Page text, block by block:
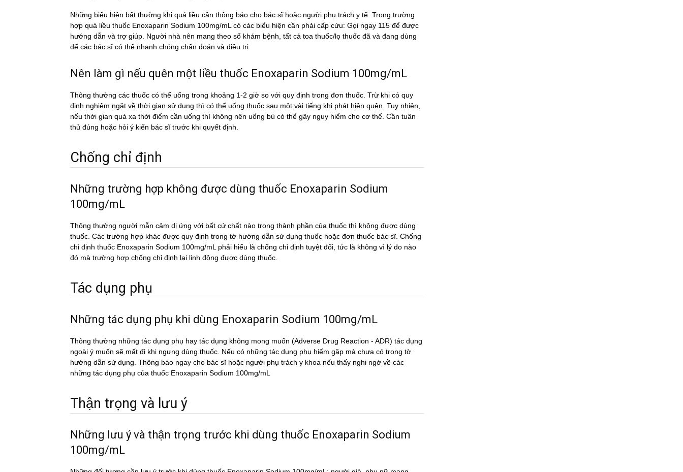
Những biểu hiện bất thường khi quá liều cần thông báo cho bác sĩ hoặc người phụ trách y tế. Trong trường
hợp quá liều thuốc Enoxaparin Sodium 100mg/mL có các biểu hiện cần phải cấp cứu: Gọi ngay 115 để được
hướng dẫn và trợ giúp. Người nhà nên mang theo sổ khám bệnh, tất cả toa thuốc/lọ thuốc đã và đang dùng
để các bác sĩ có thể nhanh chóng chẩn đoán và điều trị
Nên làm gì nếu quên một liều thuốc Enoxaparin Sodium 100mg/mL
Thông thường các thuốc có thể uống trong khoảng 1-2 giờ so với quy định trong đơn thuốc. Trừ khi có quy
định nghiêm ngặt về thời gian sử dụng thì có thể uống thuốc sau một vài tiếng khi phát hiện quên. Tuy nhiên,
nếu thời gian quá xa thời điểm cần uống thì không nên uống bù có thể gây nguy hiểm cho cơ thể. Cần tuân
thủ đúng hoặc hỏi ý kiến bác sĩ trước khi quyết định.
Chống chỉ định
Những trường hợp không được dùng thuốc Enoxaparin Sodium
100mg/mL
Thông thường người mẫn cảm dị ứng với bất cứ chất nào trong thành phần của thuốc thì không được dùng
thuốc. Các trường hợp khác được quy định trong tờ hướng dẫn sử dụng thuốc hoặc đơn thuốc bác sĩ. Chống
chỉ định thuốc Enoxaparin Sodium 100mg/mL phải hiểu là chống chỉ định tuyệt đối, tức là không vì lý do nào
đó mà trường hợp chống chỉ định lại linh động được dùng thuốc.
Tác dụng phụ
Những tác dụng phụ khi dùng Enoxaparin Sodium 100mg/mL
Thông thường những tác dụng phụ hay tác dụng không mong muốn (Adverse Drug Reaction - ADR) tác dụng
ngoài ý muốn sẽ mất đi khi ngưng dùng thuốc. Nếu có những tác dụng phụ hiếm gặp mà chưa có trong tờ
hướng dẫn sử dụng. Thông báo ngay cho bác sĩ hoặc người phụ trách y khoa nếu thấy nghi ngờ về các
những tác dụng phụ của thuốc Enoxaparin Sodium 100mg/mL
Thận trọng và lưu ý
Những lưu ý và thận trọng trước khi dùng thuốc Enoxaparin Sodium
100mg/mL